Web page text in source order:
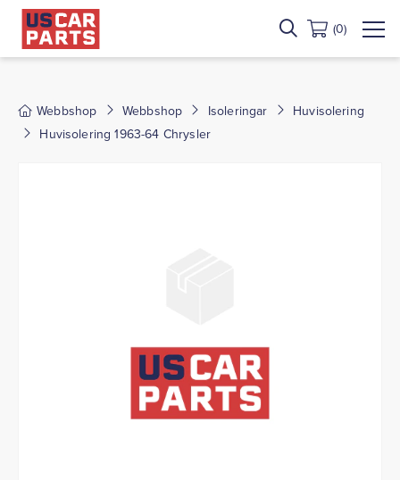
(0)
Webbshop Webbshop Isoleringar
Huvisolering
Huvisolering 1963-64 Chrysler